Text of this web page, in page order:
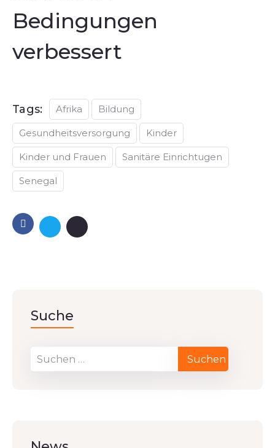
Bedingungen
verbessert
Tags: Afrika Bildung
Gesundheitsversorgung Kinder
Kinder und Frauen Sanitäre Einrichtugen
Senegal
Suche